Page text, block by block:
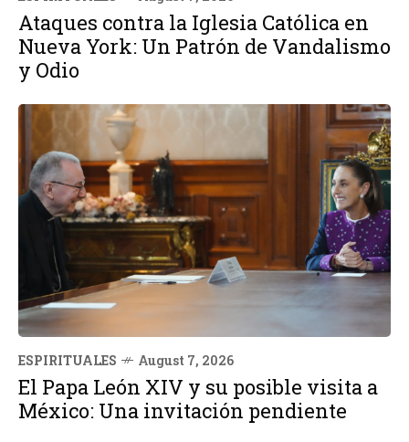
Ataques contra la Iglesia Católica en
Nueva York: Un Patrón de Vandalismo
y Odio
ESPIRITUALES August 7, 2026
El Papa León XIV y su posible visita a
México: Una invitación pendiente